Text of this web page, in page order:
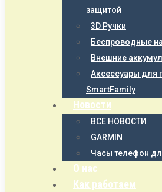
защитой
3D Ручки
Беспроводные
Внешние
Аксессуары для
SmartFamily
Новости
ВСЕ НОВОСТИ
GARMIN
Часы телефон
О нас
Как работаем